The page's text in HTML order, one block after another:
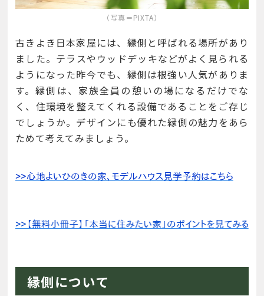
（写真＝PIXTA）
古きよき日本家屋には、縁側と呼ばれる場所があり
ました。テラスやウッドデッキなどがよく見られる
ようになった昨今でも、縁側は根強い人気がありま
す。縁側は、家族全員の憩いの場になるだけでな
く、住環境を整えてくれる設備であることをご存じ
でしょうか。デザインにも優れた縁側の魅力をあら
ためて考えてみましょう。
縁側について